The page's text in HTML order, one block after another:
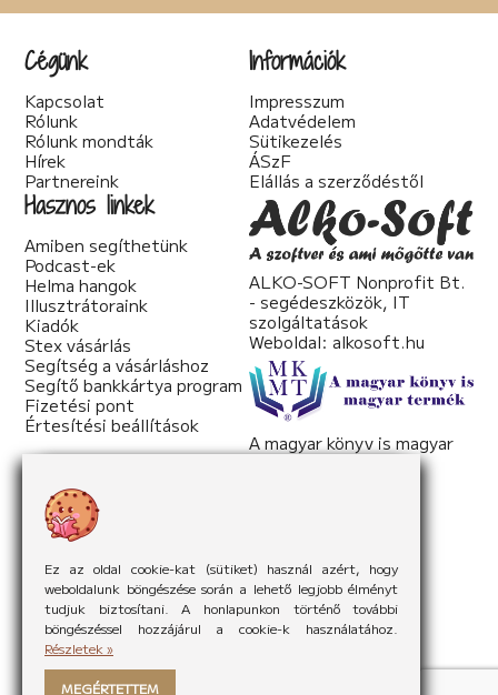
Ez az oldal cookie-kat (sütiket) használ azért, hogy
weboldalunk böngészése során a lehető legjobb élményt
tudjuk biztosítani. A honlapunkon történő további
böngészéssel hozzájárul a cookie-k használatához.
Részletek »
MEGÉRTETTEM
Cégünk
Kapcsolat
Rólunk
Rólunk mondták
Hírek
Partnereink
Információk
Impresszum
Adatvédelem
Sütikezelés
ÁSzF
Elállás a szerződéstől
Hasznos linkek
Amiben segíthetünk
Podcast-ek
Helma hangok
Illusztrátoraink
Kiadók
Stex vásárlás
Segítség a vásárláshoz
Segítő bankkártya program
Fizetési pont
Értesítési beállítások
ALKO-SOFT Nonprofit Bt.
- segédeszközök, IT
szolgáltatások
Weboldal: alkosoft.hu
A magyar könyv is magyar
termék